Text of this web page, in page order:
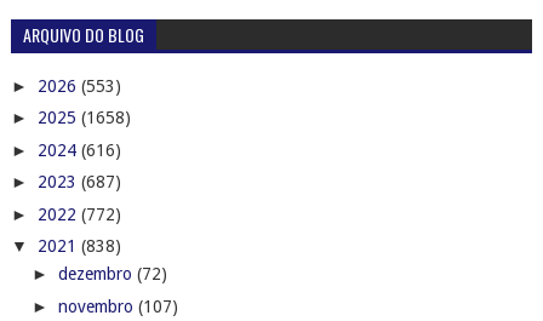
ARQUIVO DO BLOG
► 2026 (553)
► 2025 (1658)
► 2024 (616)
► 2023 (687)
► 2022 (772)
▼ 2021 (838)
► dezembro (72)
► novembro (107)